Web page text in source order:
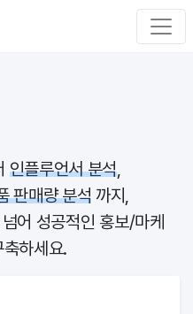
인플루언서 분석,
판매량 분석 까지,
어 성공적인 홍보/마케
하세요.